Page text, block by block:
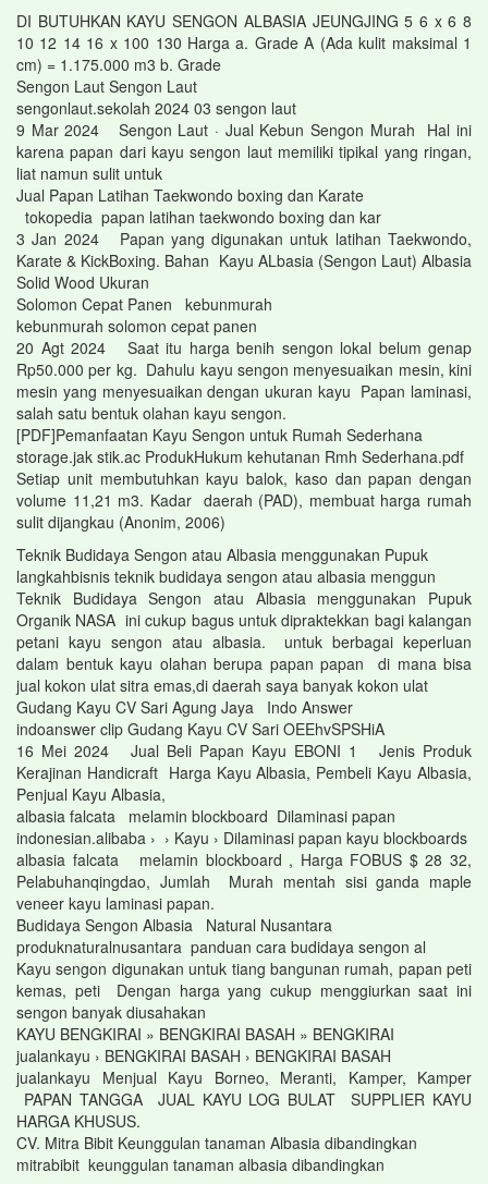
DI BUTUHKAN KAYU SENGON ALBASIA JEUNGJING 5 6 x 6 8
10 12 14 16 x 100 130 Harga a. Grade A (Ada kulit maksimal 1
cm) = 1.175.000 m3 b. Grade
Sengon Laut Sengon Laut
sengonlaut.sekolah 2024 03 sengon laut
9 Mar 2024 Sengon Laut · Jual Kebun Sengon Murah Hal ini
karena papan dari kayu sengon laut memiliki tipikal yang ringan,
liat namun sulit untuk
Jual Papan Latihan Taekwondo boxing dan Karate
tokopedia papan latihan taekwondo boxing dan kar
3 Jan 2024 Papan yang digunakan untuk latihan Taekwondo,
Karate & KickBoxing. Bahan Kayu ALbasia (Sengon Laut) Albasia
Solid Wood Ukuran
Solomon Cepat Panen kebunmurah
kebunmurah solomon cepat panen
20 Agt 2024 Saat itu harga benih sengon lokal belum genap
Rp50.000 per kg. Dahulu kayu sengon menyesuaikan mesin, kini
mesin yang menyesuaikan dengan ukuran kayu Papan laminasi,
salah satu bentuk olahan kayu sengon.
[PDF]Pemanfaatan Kayu Sengon untuk Rumah Sederhana
storage.jak stik.ac ProdukHukum kehutanan Rmh Sederhana.pdf
Setiap unit membutuhkan kayu balok, kaso dan papan dengan
volume 11,21 m3. Kadar daerah (PAD), membuat harga rumah
sulit dijangkau (Anonim, 2006)
Teknik Budidaya Sengon atau Albasia menggunakan Pupuk
langkahbisnis teknik budidaya sengon atau albasia menggun
Teknik Budidaya Sengon atau Albasia menggunakan Pupuk
Organik NASA ini cukup bagus untuk dipraktekkan bagi kalangan
petani kayu sengon atau albasia. untuk berbagai keperluan
dalam bentuk kayu olahan berupa papan papan di mana bisa
jual kokon ulat sitra emas,di daerah saya banyak kokon ulat
Gudang Kayu CV Sari Agung Jaya Indo Answer
indoanswer clip Gudang Kayu CV Sari OEEhvSPSHiA
16 Mei 2024 Jual Beli Papan Kayu EBONI 1 Jenis Produk
Kerajinan Handicraft Harga Kayu Albasia, Pembeli Kayu Albasia,
Penjual Kayu Albasia,
albasia falcata melamin blockboard Dilaminasi papan
indonesian.alibaba › › Kayu › Dilaminasi papan kayu blockboards
albasia falcata melamin blockboard , Harga FOBUS $ 28 32,
Pelabuhanqingdao, Jumlah Murah mentah sisi ganda maple
veneer kayu laminasi papan.
Budidaya Sengon Albasia Natural Nusantara
produknaturalnusantara panduan cara budidaya sengon al
Kayu sengon digunakan untuk tiang bangunan rumah, papan peti
kemas, peti Dengan harga yang cukup menggiurkan saat ini
sengon banyak diusahakan
KAYU BENGKIRAI » BENGKIRAI BASAH » BENGKIRAI
jualankayu › BENGKIRAI BASAH › BENGKIRAI BASAH
jualankayu Menjual Kayu Borneo, Meranti, Kamper, Kamper
PAPAN TANGGA JUAL KAYU LOG BULAT SUPPLIER KAYU
HARGA KHUSUS.
CV. Mitra Bibit Keunggulan tanaman Albasia dibandingkan
mitrabibit keunggulan tanaman albasia dibandingkan